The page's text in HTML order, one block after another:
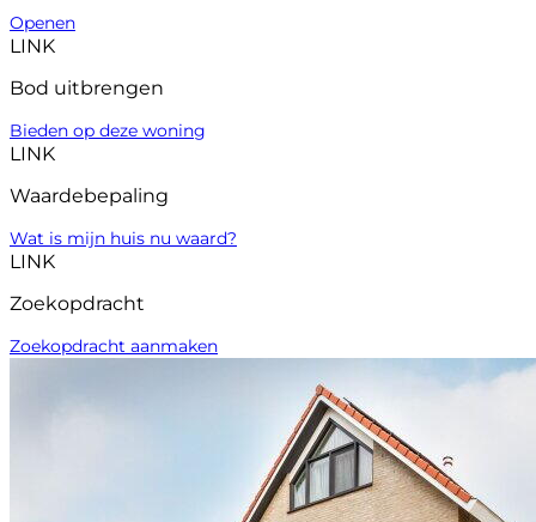
Openen
LINK
Bod uitbrengen
Bieden op deze woning
LINK
Waardebepaling
Wat is mijn huis nu waard?
LINK
Zoekopdracht
Zoekopdracht aanmaken